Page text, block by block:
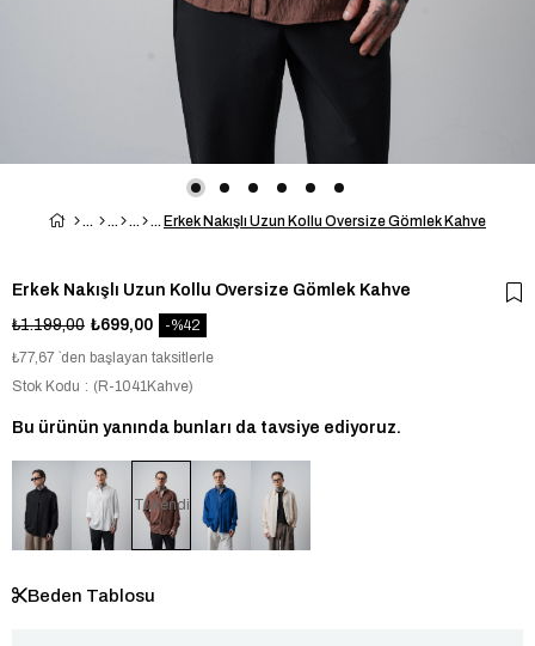
Erkek Nakışlı Uzun Kollu Oversize Gömlek Kahve
Erkek Nakışlı Uzun Kollu Oversize Gömlek Kahve
₺1.199,00 ₺699,00
42
₺77,67 `den başlayan taksitlerle
Stok Kodu
(R-1041Kahve)
Bu ürünün yanında bunları da tavsiye ediyoruz.
Tükendi
Beden Tablosu